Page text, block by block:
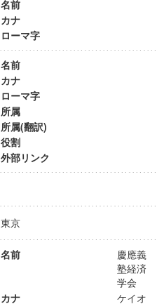
名前
カナ
ローマ字
名前
カナ
ローマ字
所属
所属(翻訳)
役割
外部リンク
東京
名前
慶應義
塾経済
学会
カナ
ケイオ